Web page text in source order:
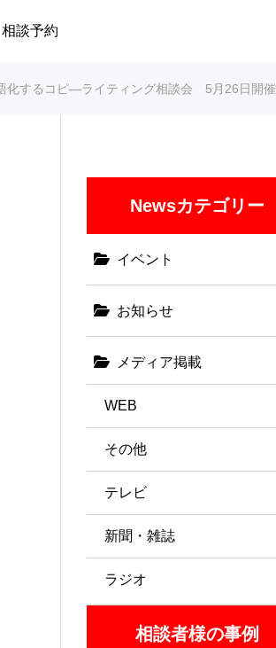
相談予約
化するコピ―ライティング相談会 5月26日開催
Newsカテゴリー
イベント
お知らせ
メディア掲載
WEB
その他
テレビ
新聞・雑誌
ラジオ
相談者様の事例